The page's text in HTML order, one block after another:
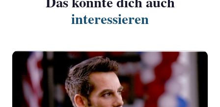
interessieren